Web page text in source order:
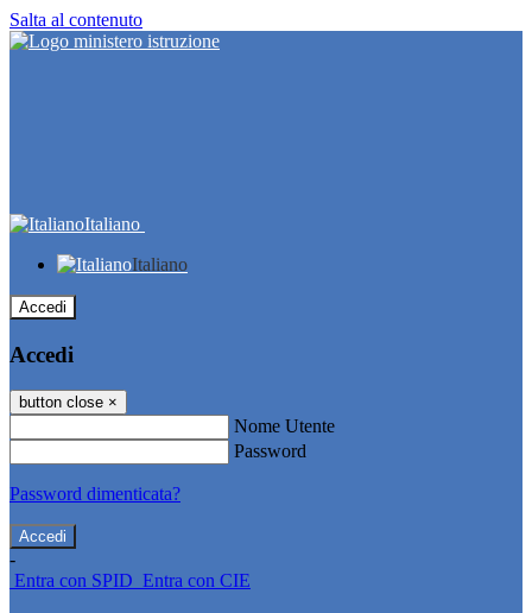
Salta al contenuto
Italiano
Italiano
Accedi
Accedi
button close ×
Nome Utente
Password
Password dimenticata?
-
Entra con SPID Entra con CIE